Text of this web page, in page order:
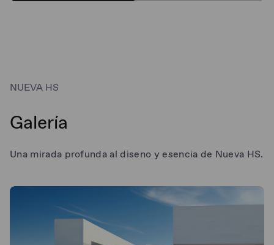
NUEVA HS
Galería
Una mirada profunda al diseno y esencia de Nueva HS.